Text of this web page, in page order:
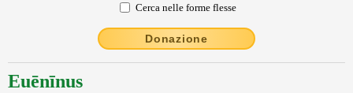
Cerca nelle forme flesse
Donazione
Euēnīnus